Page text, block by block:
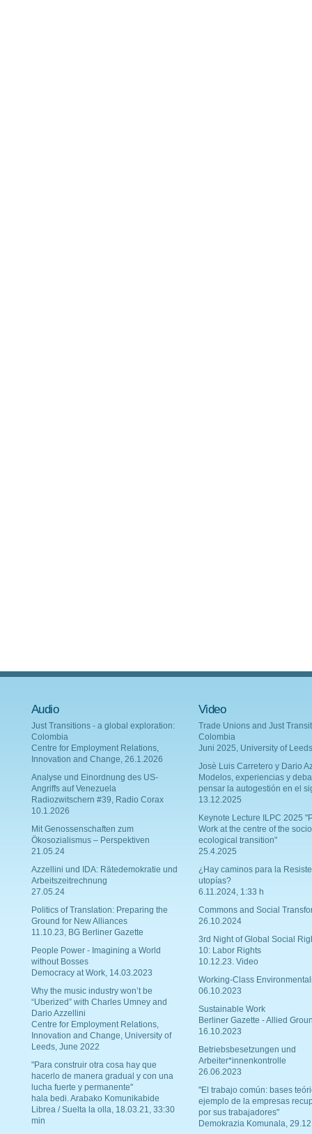
Audio
Just Transitions - a global exploration:
Colombia
Centre for Employment Relations,
Innovation and Change, 26.1.2026
Analyse und Einordnung des US-
Angriffs auf Venezuela
Radiozwitschern #39, Radio Corax
10.1.2026
Mit Genossenschaften zum
Ökosozialismus – Perspektiven
21.05.24
Azzellini und IDA: Rätedemokratie und
Arbeitszeitrechnung
27.05.24
Politics of Translation: Preparing the
Ground for New Alliances
11.10.23, BG Berliner Gazette
People Power - Imagining a World
without Bosses
Democracy at Work, 14.03.2023
Why the music industry won’t be
“Uberized” with Charles Umney and
Dario Azzellini
Centre for Employment Relations,
Innovation and Change, University of
Leeds, June 2022
"Para construir otra cosa hay que
hacerlo de manera gradual y con una
lucha fuerte y permanente"
hala bedi. Arabako Komunikabide
Librea / Suelta la olla, 18.03.21, 33:30
min
Video
Trade Unions and Just
Colombia
Juni 2025, University of Leeds
Josè Luis Carretero y Dario
Modelos, experiencias y
pensar la autogestión en el
13.12.2025
Keynote Lecture ILPC 2025
Work at the centre of the
ecological transition"
25.4.2025
¿Hay caminos para la
utopías?
6.11.2024, 1:33 h
Commons and Social
26.10.2024
3rd Night of Global Social
10: Labor Rights
10.12.23. Video
Working-Class
06.10.2023
Sustainable Work
Berliner Gazette - Allied
16.10.2023
Betriebsbesetzungen und
Arbeiter*innenkontrolle
26.06.2023
"El trabajo común: bases
ejemplo de la empresas
por sus trabajadores"
Demokrazia Komunala,